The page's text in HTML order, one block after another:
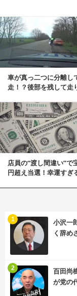
車が真っ二つに分離し
走！？後部を残して走
店員の“渡し間違い”で
円超え当選！幸運すぎ
小沢一
く辞め
1
百田尚
が党の
2